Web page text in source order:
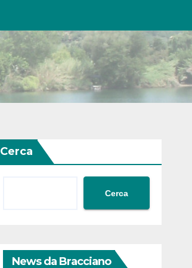
Cerca
Cerca
News da Bracciano